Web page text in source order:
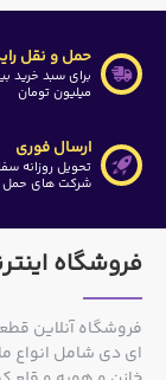
حمل و نقل
میلیون تومان
ارسال فوری
تحویل روزانه
شرکت های حمل
فروشگاه
فروشگاه آنلاین
ای دی شامل انواع